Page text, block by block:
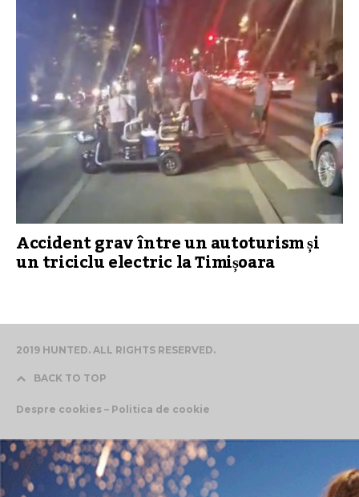
Accident grav între un autoturism și
un triciclu electric la Timișoara
2019 HUNTED. ALL RIGHTS RESERVED.
BACK TO TOP
Despre cookies – Politica de cookie